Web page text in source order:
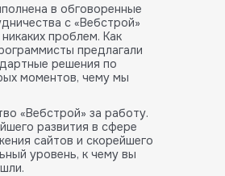
в обговоренные
с «Вебстрой»
проблем. Как
предлагали
решения по
моментов, чему мы
«Вебстрой» за работу.
развития в сфере
сайтов и скорейшего
уровень, к чему вы